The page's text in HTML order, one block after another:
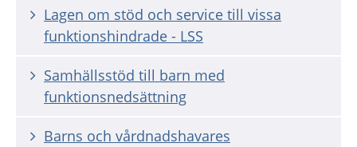
Lagen om stöd och service till vissa
funktionshindrade - LSS
Samhällsstöd till barn med
funktionsnedsättning
Barns och vårdnadshavares